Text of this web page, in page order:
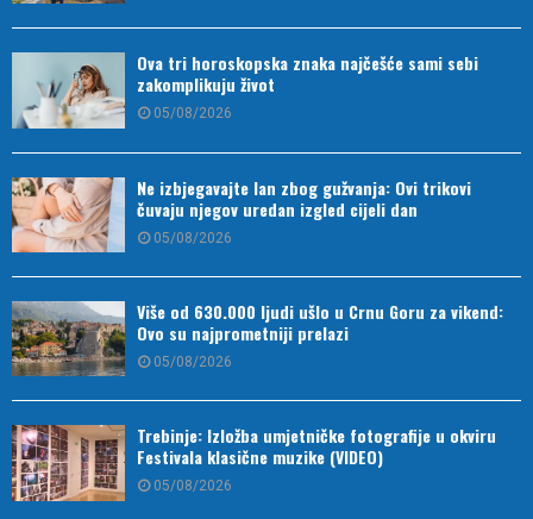
Ova tri horoskopska znaka najčešće sami sebi
zakomplikuju život
05/08/2026
Ne izbjegavajte lan zbog gužvanja: Ovi trikovi
čuvaju njegov uredan izgled cijeli dan
05/08/2026
Više od 630.000 ljudi ušlo u Crnu Goru za vikend:
Ovo su najprometniji prelazi
05/08/2026
Trebinje: Izložba umjetničke fotografije u okviru
Festivala klasične muzike (VIDEO)
05/08/2026